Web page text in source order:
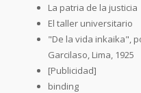
La patria de la justicia
El taller universitario
"De la vida inkaika",
Garcilaso, Lima, 1925
[Publicidad]
binding